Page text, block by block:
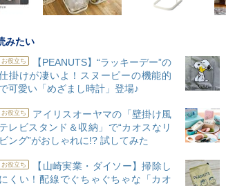
みたい
お役立ち
【PEANUTS】“ラッキーデー”の
掛けが凄いよ！スヌーピーの機能的
で可愛い「めざまし時計」登場♪
お役立ち
アイリスオーヤマの「壁掛け風
テレビスタンド＆収納」で“カオスなリ
ビング”がおしゃれに!? 試してみた
お役立ち
【山崎実業・ダイソー】掃除し
にくい！配線でぐちゃぐちゃな「カオ